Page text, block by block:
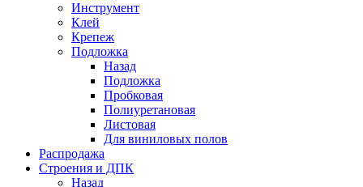
Инструмент
Клей
Крепеж
Подложка
Назад
Подложка
Пробковая
Полиуретановая
Листовая
Для виниловых полов
Распродажа
Строения и ДПК
Назад